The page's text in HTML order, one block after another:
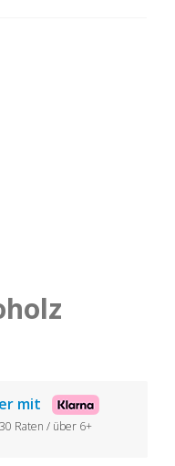
mit
Raten / über 6+